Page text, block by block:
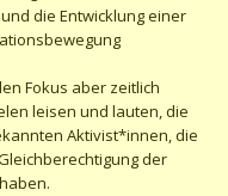
die Entwicklung einer
Fokus aber zeitlich
leisen und lauten, die
Aktivist*innen, die
der